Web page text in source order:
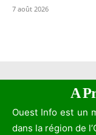
7 août 2026
A
Ouest Info est un
dans la région de